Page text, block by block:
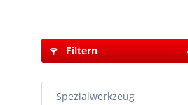
Filtern
Spezialwerkzeug